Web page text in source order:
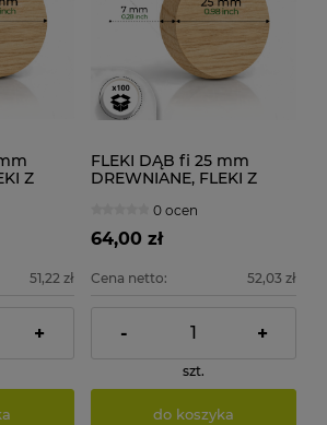
Z
51,22 zł
+
FLEKI DĄB fi 25 mm
DREWNIANE, FLEKI Z
0 ocen
64,00 zł
Cena netto: 52,03 zł
- +
szt.
do koszyka